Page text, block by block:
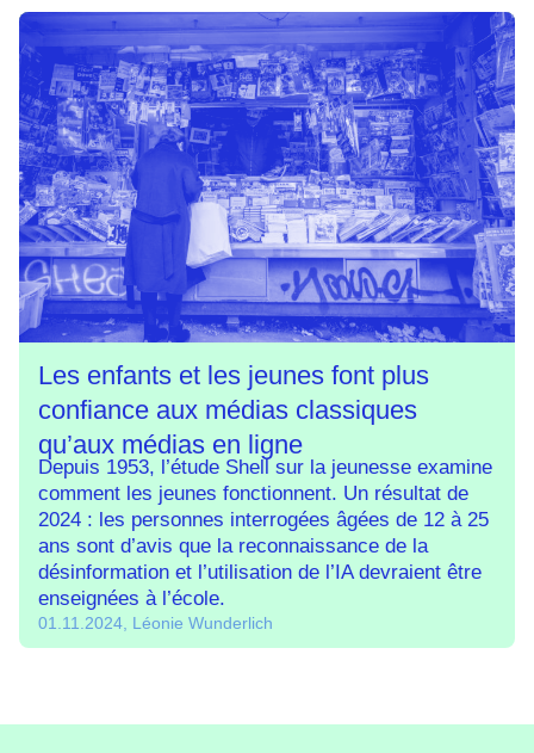
Les enfants et les jeunes font plus
confiance aux médias classiques
qu’aux médias en ligne
Depuis 1953, l’étude Shell sur la jeunesse examine
comment les jeunes fonctionnent. Un résultat de
2024 : les personnes interrogées âgées de 12 à 25
ans sont d’avis que la reconnaissance de la
désinformation et l’utilisation de l’IA devraient être
enseignées à l’école.
01.11.2024, Léonie Wunderlich